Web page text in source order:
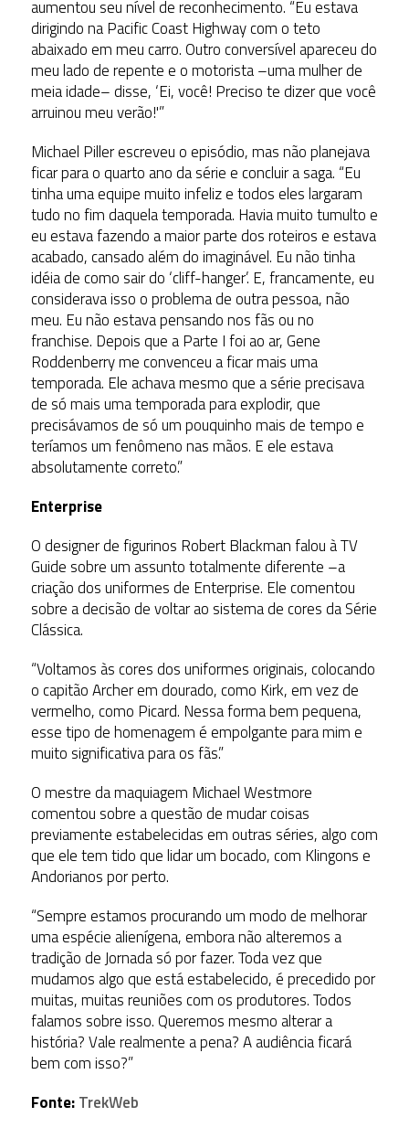
aumentou seu nível de reconhecimento. “Eu estava
dirigindo na Pacific Coast Highway com o teto
abaixado em meu carro. Outro conversível apareceu do
meu lado de repente e o motorista –uma mulher de
meia idade– disse, ‘Ei, você! Preciso te dizer que você
arruinou meu verão!'”
Michael Piller escreveu o episódio, mas não planejava
ficar para o quarto ano da série e concluir a saga. “Eu
tinha uma equipe muito infeliz e todos eles largaram
tudo no fim daquela temporada. Havia muito tumulto e
eu estava fazendo a maior parte dos roteiros e estava
acabado, cansado além do imaginável. Eu não tinha
idéia de como sair do ‘cliff-hanger’. E, francamente, eu
considerava isso o problema de outra pessoa, não
meu. Eu não estava pensando nos fãs ou no
franchise. Depois que a Parte I foi ao ar, Gene
Roddenberry me convenceu a ficar mais uma
temporada. Ele achava mesmo que a série precisava
de só mais uma temporada para explodir, que
precisávamos de só um pouquinho mais de tempo e
teríamos um fenômeno nas mãos. E ele estava
absolutamente correto.”
Enterprise
O designer de figurinos Robert Blackman falou à TV
Guide sobre um assunto totalmente diferente –a
criação dos uniformes de Enterprise. Ele comentou
sobre a decisão de voltar ao sistema de cores da Série
Clássica.
“Voltamos às cores dos uniformes originais, colocando
o capitão Archer em dourado, como Kirk, em vez de
vermelho, como Picard. Nessa forma bem pequena,
esse tipo de homenagem é empolgante para mim e
muito significativa para os fãs.”
O mestre da maquiagem Michael Westmore
comentou sobre a questão de mudar coisas
previamente estabelecidas em outras séries, algo com
que ele tem tido que lidar um bocado, com Klingons e
Andorianos por perto.
“Sempre estamos procurando um modo de melhorar
uma espécie alienígena, embora não alteremos a
tradição de Jornada só por fazer. Toda vez que
mudamos algo que está estabelecido, é precedido por
muitas, muitas reuniões com os produtores. Todos
falamos sobre isso. Queremos mesmo alterar a
história? Vale realmente a pena? A audiência ficará
bem com isso?”
Fonte:TrekWeb